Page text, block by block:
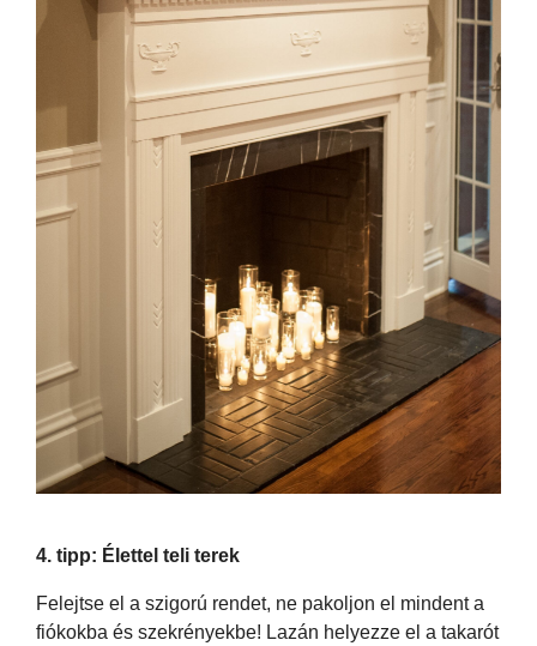
4. tipp: Élettel teli terek
Felejtse el a szigorú rendet, ne pakoljon el mindent a
fiókokba és szekrényekbe! Lazán helyezze el a takarót